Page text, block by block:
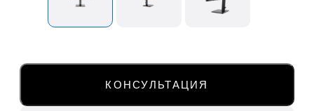
КОНСУЛЬТАЦИЯ